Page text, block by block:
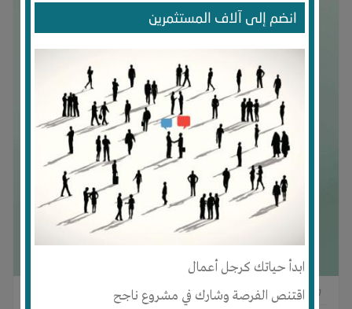
انضم إلى آلاف المستثمرين
ابدأ حياتك كرجل أعمال
اقتنص الفرصة وشارك في مشروع ناجح